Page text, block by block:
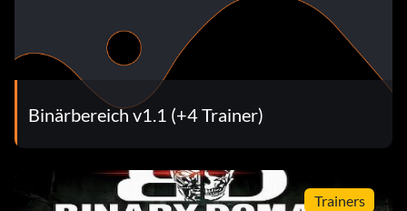
Binärbereich v1.1 (+4 Trainer)
Trainers